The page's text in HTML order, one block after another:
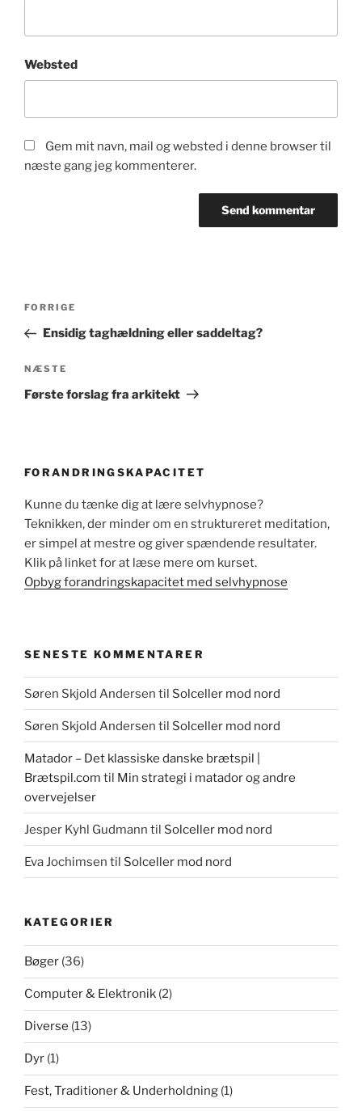
Websted
Gem mit navn, mail og websted i denne browser til
næste gang jeg kommenterer.
Indlægsnavigation
Forrige
indlæg
FORRIGE
Ensidig taghældning eller saddeltag?
Næste
indlæg
NÆSTE
Første forslag fra arkitekt
FORANDRINGSKAPACITET
Kunne du tænke dig at lære selvhypnose?
Teknikken, der minder om en struktureret meditation,
er simpel at mestre og giver spændende resultater.
Klik på linket for at læse mere om kurset.
Opbyg forandringskapacitet med selvhypnose
SENESTE KOMMENTARER
Søren Skjold Andersen til Solceller mod nord
Søren Skjold Andersen til Solceller mod nord
Matador – Det klassiske danske brætspil |
Brætspil.com til Min strategi i matador og andre
overvejelser
Jesper Kyhl Gudmann til Solceller mod nord
Eva Jochimsen til Solceller mod nord
KATEGORIER
Bøger (36)
Computer & Elektronik (2)
Diverse (13)
Dyr (1)
Fest, Traditioner & Underholdning (1)